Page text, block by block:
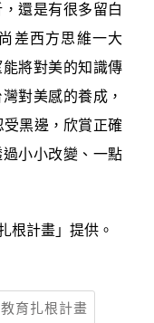
還是有很多留白
差西方思維一大
將對美的知識傳
對美感的養成，
黑邊，欣賞正確
小小改變、一點
根計畫」提供。
育扎根計畫